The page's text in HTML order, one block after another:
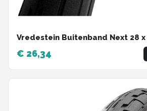
Vredestein Buitenband Next 28
€ 26,34